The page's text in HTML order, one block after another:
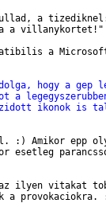
a
a
a
hogy a gep
a
ikonok is
:) Amikor epp
esetleg
az ilyen vitakat
a provokaciokra.